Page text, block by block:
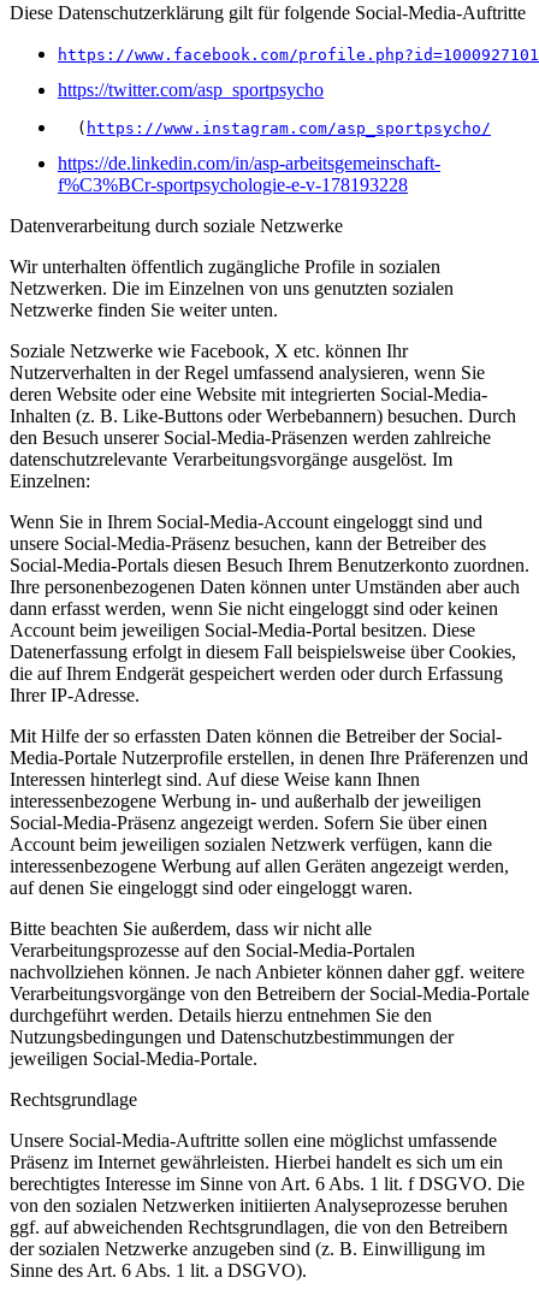
Diese Datenschutzerklärung gilt für folgende Social-Media-Auftritte
https://www.facebook.com/
https://twitter.com/asp_sportpsycho
  (
https://www.instagram.com/asp_sportpsycho/
https://de.linkedin.com/in/asp-arbeitsgemeinschaft-
f%C3%BCr-sportpsychologie-e-v-178193228
Datenverarbeitung durch soziale Netzwerke
Wir unterhalten öffentlich zugängliche Profile in sozialen
Netzwerken. Die im Einzelnen von uns genutzten sozialen
Netzwerke finden Sie weiter unten.
Soziale Netzwerke wie Facebook, X etc. können Ihr
Nutzerverhalten in der Regel umfassend analysieren, wenn Sie
deren Website oder eine Website mit integrierten Social-Media-
Inhalten (z. B. Like-Buttons oder Werbebannern) besuchen. Durch
den Besuch unserer Social-Media-Präsenzen werden zahlreiche
datenschutzrelevante Verarbeitungsvorgänge ausgelöst. Im
Einzelnen:
Wenn Sie in Ihrem Social-Media-Account eingeloggt sind und
unsere Social-Media-Präsenz besuchen, kann der Betreiber des
Social-Media-Portals diesen Besuch Ihrem Benutzerkonto zuordnen.
Ihre personenbezogenen Daten können unter Umständen aber auch
dann erfasst werden, wenn Sie nicht eingeloggt sind oder keinen
Account beim jeweiligen Social-Media-Portal besitzen. Diese
Datenerfassung erfolgt in diesem Fall beispielsweise über Cookies,
die auf Ihrem Endgerät gespeichert werden oder durch Erfassung
Ihrer IP-Adresse.
Mit Hilfe der so erfassten Daten können die Betreiber der Social-
Media-Portale Nutzerprofile erstellen, in denen Ihre Präferenzen und
Interessen hinterlegt sind. Auf diese Weise kann Ihnen
interessenbezogene Werbung in- und außerhalb der jeweiligen
Social-Media-Präsenz angezeigt werden. Sofern Sie über einen
Account beim jeweiligen sozialen Netzwerk verfügen, kann die
interessenbezogene Werbung auf allen Geräten angezeigt werden,
auf denen Sie eingeloggt sind oder eingeloggt waren.
Bitte beachten Sie außerdem, dass wir nicht alle
Verarbeitungsprozesse auf den Social-Media-Portalen
nachvollziehen können. Je nach Anbieter können daher ggf. weitere
Verarbeitungsvorgänge von den Betreibern der Social-Media-Portale
durchgeführt werden. Details hierzu entnehmen Sie den
Nutzungsbedingungen und Datenschutzbestimmungen der
jeweiligen Social-Media-Portale.
Rechtsgrundlage
Unsere Social-Media-Auftritte sollen eine möglichst umfassende
Präsenz im Internet gewährleisten. Hierbei handelt es sich um ein
berechtigtes Interesse im Sinne von Art. 6 Abs. 1 lit. f DSGVO. Die
von den sozialen Netzwerken initiierten Analyseprozesse beruhen
ggf. auf abweichenden Rechtsgrundlagen, die von den Betreibern
der sozialen Netzwerke anzugeben sind (z. B. Einwilligung im
Sinne des Art. 6 Abs. 1 lit. a DSGVO).